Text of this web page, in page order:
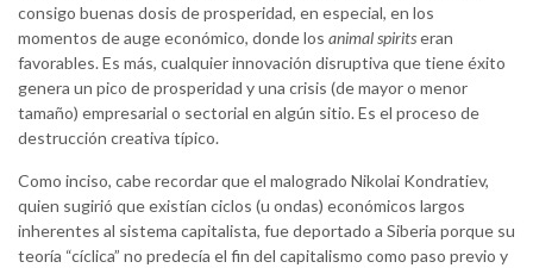
consigo buenas dosis de prosperidad, en especial, en los
momentos de auge económico, donde los animal spiritseran
favorables. Es más, cualquier innovación disruptiva que tiene éxito
genera un pico de prosperidad y una crisis (de mayor o menor
tamaño) empresarial o sectorial en algún sitio. Es el proceso de
destrucción creativa típico.
Como inciso, cabe recordar que el malogrado Nikolai Kondratiev,
quien sugirió que existían ciclos (u ondas) económicos largos
inherentes al sistema capitalista, fue deportado a Siberia porque su
teoría “cíclica” no predecía el fin del capitalismo como paso previo y